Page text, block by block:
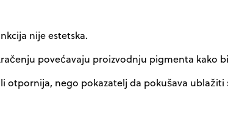
nije estetska.
povećavaju proizvodnju pigmenta kako
nego pokazatelj da pokušava